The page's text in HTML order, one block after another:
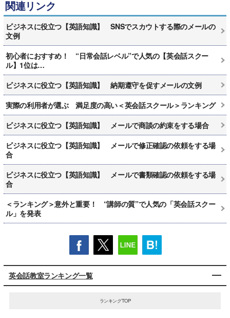
関連リンク
ビジネスに役立つ【英語知識】 SNSでスカウトする際のメールの
文例
初心者におすすめ！ “日常会話レベル”で人気の【英会話スクー
ル】1位は…
ビジネスに役立つ【英語知識】 納期遵守を促すメールの文例
実際の利用者が選ぶ 満足度の高い＜英会話スクール＞ランキング
ビジネスに役立つ【英語知識】 メールで商談の約束をする場合
ビジネスに役立つ【英語知識】 メールで修正確認の依頼をする場
合
ビジネスに役立つ【英語知識】 メールで書類確認の依頼をする場
合
＜ランキング＞意外と重要！ “講師の質”で人気の「英会話スクー
ル」を発表
英会話教室ランキング一覧
ランキングTOP